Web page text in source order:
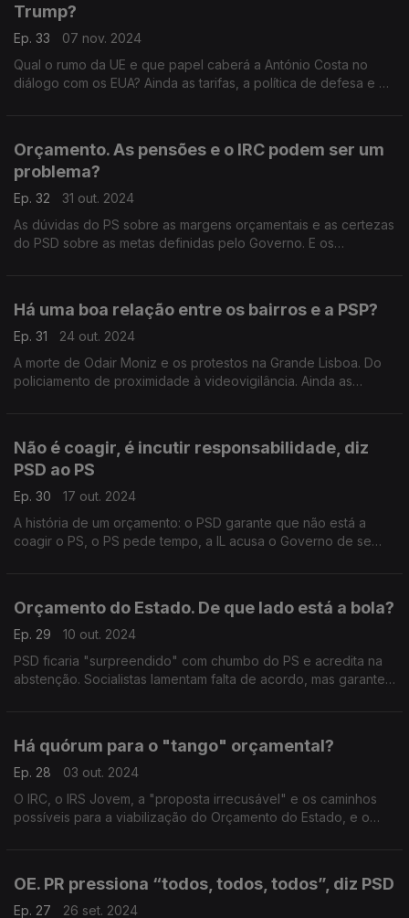
Trump?
Ep. 33
07 nov. 2024
Qual o rumo da UE e que papel caberá a António Costa no
diálogo com os EUA? Ainda as tarifas, a política de defesa e o
Orçamento. As pensões e o IRC podem ser um
problema?
Ep. 32
31 out. 2024
As dúvidas do PS sobre as margens orçamentais e as certezas
do PSD sobre as metas definidas pelo Governo. E os
Há uma boa relação entre os bairros e a PSP?
Ep. 31
24 out. 2024
A morte de Odair Moniz e os protestos na Grande Lisboa. Do
policiamento de proximidade à videovigilância. Ainda as
Não é coagir, é incutir responsabilidade, diz
PSD ao PS
Ep. 30
17 out. 2024
A história de um orçamento: o PSD garante que não está a
coagir o PS, o PS pede tempo, a IL acusa o Governo de se
Orçamento do Estado. De que lado está a bola?
Ep. 29
10 out. 2024
PSD ficaria "surpreendido" com chumbo do PS e acredita na
abstenção. Socialistas lamentam falta de acordo, mas garantem
Há quórum para o "tango" orçamental?
Ep. 28
03 out. 2024
O IRC, o IRS Jovem, a "proposta irrecusável" e os caminhos
possíveis para a viabilização do Orçamento do Estado, e o
OE. PR pressiona “todos, todos, todos”, diz PSD
Ep. 27
26 set. 2024